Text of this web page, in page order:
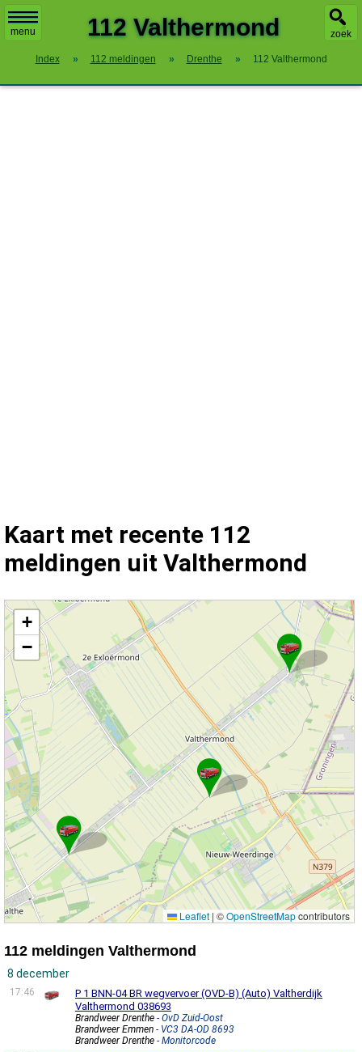
menu zoek
112 Valthermond
Index » 112 meldingen » Drenthe » 112 Valthermond
Kaart met recente 112
meldingen uit Valthermond
Kaart Valthermond met de meest recente 112 meldingen.
+
−
Leaflet | ©OpenStreetMapcontributors
112 meldingen Valthermond
8 december
17:46
P 1 BNN-04 BR wegvervoer (OVD-B) (Auto) Valtherdijk
Valthermond 038693
Brandweer Drenthe - OvD Zuid-Oost
Brandweer Emmen - VC3 DA-OD 8693
Brandweer Drenthe - Monitorcode